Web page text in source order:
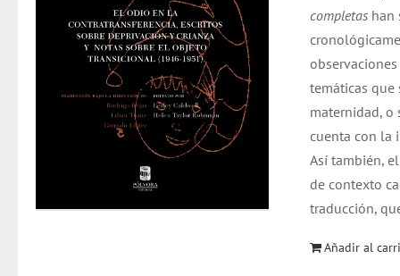
completas han
temáticas
maternidad, o
cuenta con la
Así también,
de contexto
traducción,
Añadir al